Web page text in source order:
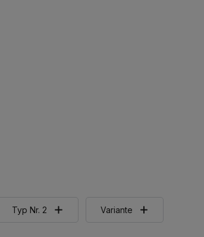
Typ Nr. 2 Variante